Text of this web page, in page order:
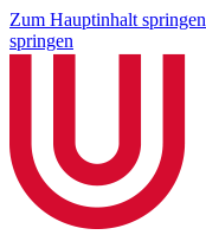
Zum Hauptinhalt springen
springen